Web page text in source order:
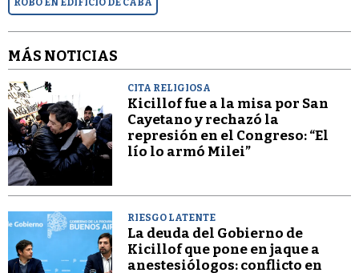
ROBO EN EDIFICIO DE CABA
MÁS NOTICIAS
CITA RELIGIOSA
Kicillof fue a la misa por San
Cayetano y rechazó la
represión en el Congreso: “El
lío lo armó Milei”
RIESGO LATENTE
La deuda del Gobierno de
Kicillof que pone en jaque a
anestesiólogos: conflicto en